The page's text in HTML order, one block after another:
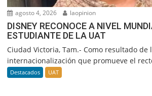
agosto 4, 2026 laopinion
DISNEY RECONOCE A NIVEL
ESTUDIANTE DE LA UAT
Ciudad Victoria, Tam.- Como resultado de
internacionalización que promueve el
Destacados UAT